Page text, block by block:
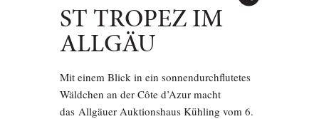
ST TROPEZ IM
ALLGÄU
Mit einem Blick in ein sonnendurchflutetes
Wäldchen an der Côte d’Azur macht
das Allgäuer Auktionshaus Kühling vom 6.